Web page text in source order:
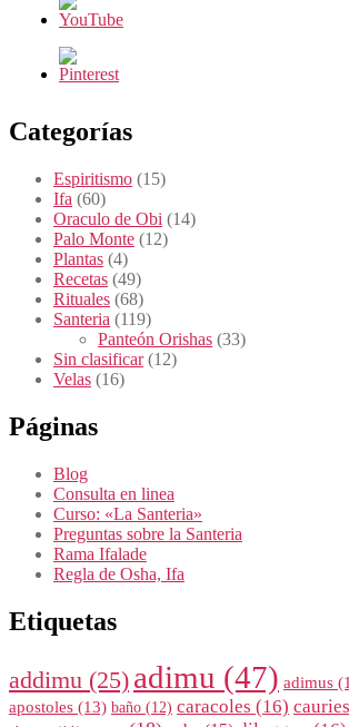
Categorías
Espiritismo (15)
Ifa (60)
Oraculo de Obi (14)
Palo Monte (12)
Plantas (4)
Recetas (49)
Rituales (68)
Santeria (119)
Panteón Orishas (33)
Sin clasificar(12)
Velas (16)
Páginas
Blog
Consulta en linea
Curso: «La Santeria»
Preguntas sobre la Santeria
Rama Ifalade
Regla de Osha, Ifa
Etiquetas
addimu (25) adimu (47) adimus
apostoles (13) baño (12) caracoles (16) cauries